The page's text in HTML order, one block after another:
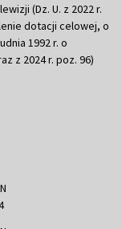
(Dz. U. z 2022 r.
dotacji celowej, o
1992 r. o
z 2024 r. poz. 96)